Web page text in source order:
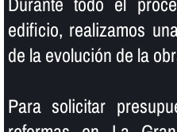
edificio, realizamos
de la evolución de la
Para solicitar